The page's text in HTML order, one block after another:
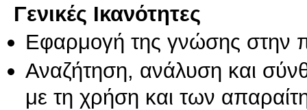
Γενικές Ικανότητες
Εφαρμογή της γνώσης στην
Αναζήτηση, ανάλυση και
με τη χρήση και των